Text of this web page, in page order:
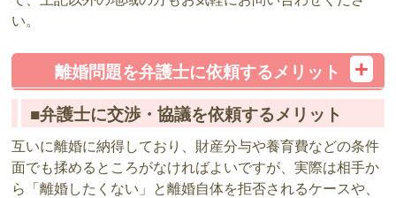
い。
離婚問題を弁護士に依頼するメリット
■弁護士に交渉・協議を依頼するメリット
互いに離婚に納得しており、財産分与や養育費などの条件
面でも揉めるところがなければよいですが、実際は相手か
ら「離婚したくない」と離婚自体を拒否されるケースや、